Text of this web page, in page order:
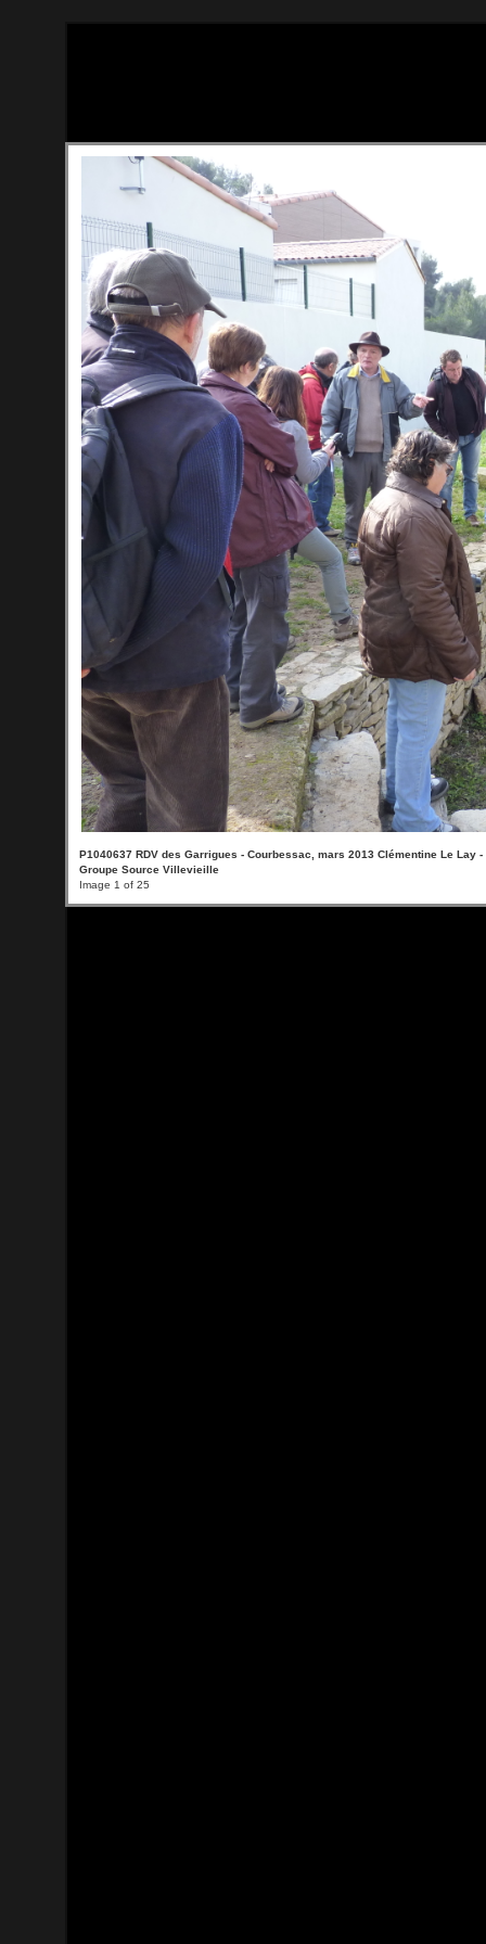
P1040637 RDV des Garrigues - Courbessac, mars 2013 Clémentine Le Lay
Groupe Source Villevieille
Image 1 of 25